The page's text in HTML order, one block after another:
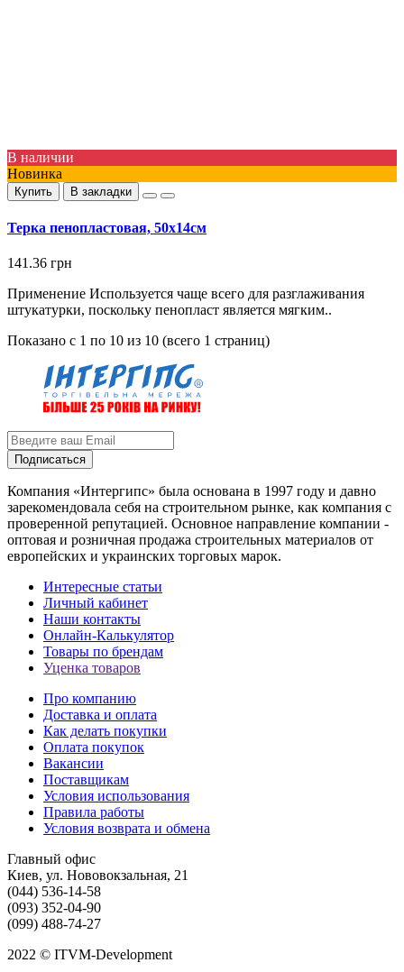
В наличии
Новинка
Купить В закладки
Терка пенопластовая, 50х14см
141.36 грн
Применение Используется чаще всего для разглаживания
штукатурки, поскольку пенопласт является мягким..
Показано с 1 по 10 из 10 (всего 1 страниц)
Подписаться
Компания «Интергипс» была основана в 1997 году и давно
зарекомендовала себя на строительном рынке, как компания с
проверенной репутацией. Основное направление компании -
оптовая и розничная продажа строительных материалов от
европейских и украинских торговых марок.
Интересные статьи
Личный кабинет
Наши контакты
Онлайн-Калькулятор
Товары по брендам
Уценка товаров
Про компанию
Доставка и оплата
Как делать покупки
Оплата покупок
Вакансии
Поставщикам
Условия использования
Правила работы
Условия возврата и обмена
Главный офис
Киев, ул. Нововокзальная, 21
(044) 536-14-58
(093) 352-04-90
(099) 488-74-27
2022 © ITVM-Development